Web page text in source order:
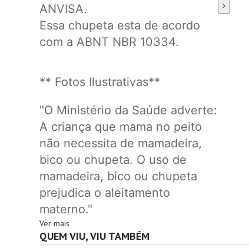
ANVISA.
Essa chupeta esta de acordo
com a ABNT NBR 10334.
** Fotos Ilustrativas**
"O Ministério da Saúde adverte:
A criança que mama no peito
não necessita de mamadeira,
bico ou chupeta. O uso de
mamadeira, bico ou chupeta
prejudica o aleitamento
materno."
Ver mais
QUEM VIU, VIU TAMBÉM